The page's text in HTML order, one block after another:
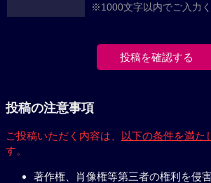
※1000文字以内でご入力く
投稿の注意事項
ご投稿いただく内容は、 以下の条件を満た
す。
著作権、肖像権等第三者の権利を侵